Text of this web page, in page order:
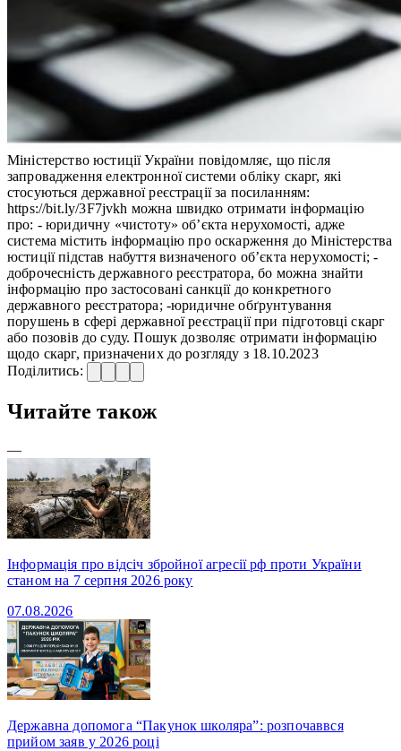
Міністерство юстиції України повідомляє, що після
запровадження електронної системи обліку скарг, які
стосуються державної реєстрації за посиланням:
https://bit.ly/3F7jvkh можна швидко отримати інформацію
про: - юридичну «чистоту» об’єкта нерухомості, адже
система містить інформацію про оскарження до Міністерства
юстиції підстав набуття визначеного об’єкта нерухомості; -
доброчесність державного реєстратора, бо можна знайти
інформацію про застосовані санкції до конкретного
державного реєстратора; -юридичне обґрунтування
порушень в сфері державної реєстрації при підготовці скарг
або позовів до суду. Пошук дозволяє отримати інформацію
щодо скарг, призначених до розгляду з 18.10.2023
Поділитись:
Читайте також
—
Інформація про відсіч збройної агресії рф проти України
станом на 7 серпня 2026 року
07.08.2026
Державна допомога “Пакунок школяра”: розпочаввся
прийом заяв у 2026 році